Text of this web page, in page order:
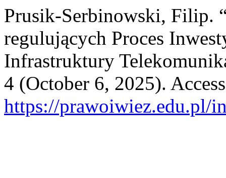
Prusik-Serbinowski, Filip.
regulujących Proces
Infrastruktury
4 (October 6, 2025).
https://prawoiwiez.edu.pl/